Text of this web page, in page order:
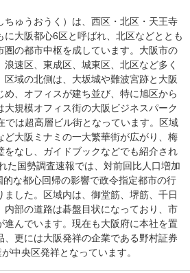
ちゅうおうく）は、西区・北区・天王寺
に大阪都心6区と呼ばれ、北区などととも
圏の都市中枢を成しています。大阪市の
速区、東成区、城東区、北区など多く
域の北側は、大坂城や難波宮跡と大阪
め、オフィスが建ち並び、特に旭区から
規模オフィス街の大阪ビジネスパーク
では超高層ビル街となっています。区域
ど大阪ミナミの一大繁華街が広がり、梅
をなし、ガイドブックなどでも紹介され
た国勢調査速報では、対前回比人口増加
な都心回帰の影響で政令指定都市の行
した。区域内は、御堂筋、堺筋、千日
内部の道路は碁盤目状になっており、市
進んでいます。現在も大阪府に本社を置
、更には大阪発祥の企業である野村証券
中央区発祥となっています。